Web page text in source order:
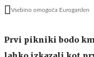
Vsebino omogoča Eurogarden
Prvi pikniki bodo